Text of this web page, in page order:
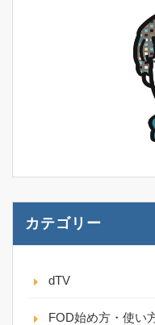
カテゴリー
dTV
FOD始め方・使い